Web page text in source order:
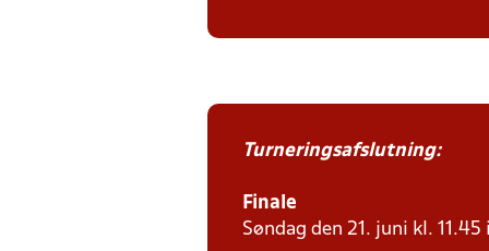
Turneringsafslutning:
Finale
Søndag den 21. juni kl.